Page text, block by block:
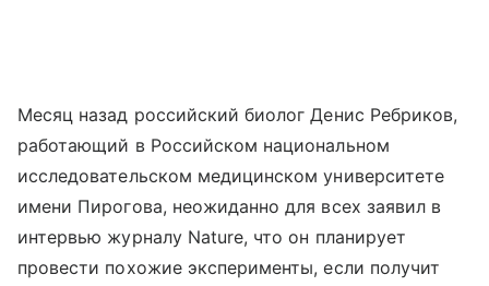
Месяц назад российский биолог Денис Ребриков,
работающий в Российском национальном
исследовательском медицинском университете
имени Пирогова, неожиданно для всех заявил в
интервью журналу Nature, что он планирует
провести похожие эксперименты, если получит